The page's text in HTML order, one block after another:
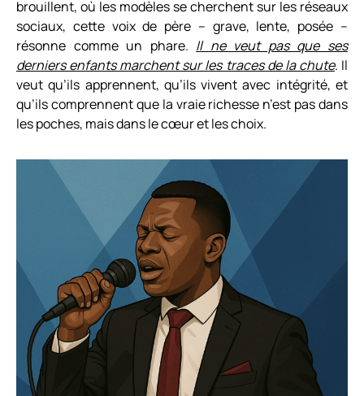
brouillent, où les modèles se cherchent sur les réseaux
sociaux, cette voix de père – grave, lente, posée –
résonne comme un phare. Il ne veut pas que ses
derniers enfants marchent sur les traces de la chute. Il
veut qu’ils apprennent, qu’ils vivent avec intégrité, et
qu’ils comprennent que la vraie richesse n’est pas dans
les poches, mais dans le cœur et les choix.